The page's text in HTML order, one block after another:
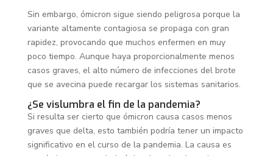
Sin embargo, ómicron sigue siendo peligrosa porque la
variante altamente contagiosa se propaga con gran
rapidez, provocando que muchos enfermen en muy
poco tiempo. Aunque haya proporcionalmente menos
casos graves, el alto número de infecciones del brote
que se avecina puede recargar los sistemas sanitarios.
¿Se vislumbra el fin de la pandemia?
Si resulta ser cierto que ómicron causa casos menos
graves que delta, esto también podría tener un impacto
significativo en el curso de la pandemia. La causa es